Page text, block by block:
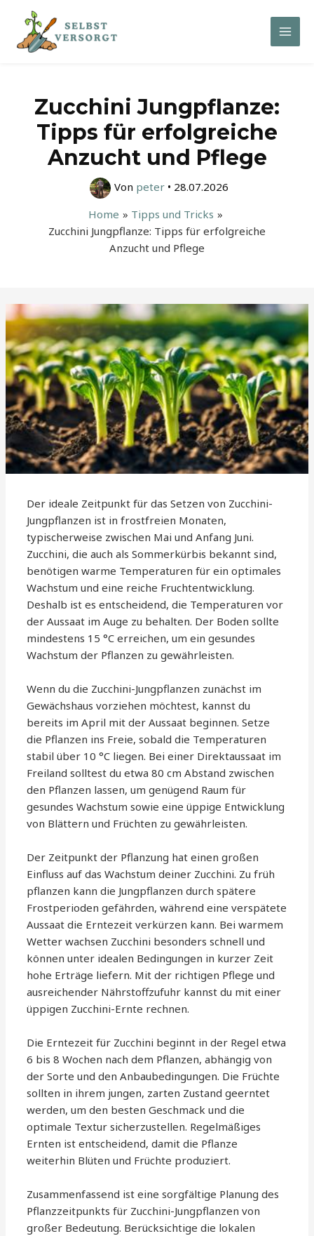
Inhalt
springen
Main
Zucchini Jungpflanze:
Tipps für erfolgreiche
Anzucht und Pflege
Von peter • 28.07.2026
Home
Tipps und Tricks
Zucchini Jungpflanze: Tipps für erfolgreiche
Anzucht und Pflege
Der ideale Zeitpunkt für das Setzen von Zucchini-
Jungpflanzen ist in frostfreien Monaten,
typischerweise zwischen Mai und Anfang Juni.
Zucchini, die auch als Sommerkürbis bekannt sind,
benötigen warme Temperaturen für ein optimales
Wachstum und eine reiche Fruchtentwicklung.
Deshalb ist es entscheidend, die Temperaturen vor
der Aussaat im Auge zu behalten. Der Boden sollte
mindestens 15 °C erreichen, um ein gesundes
Wachstum der Pflanzen zu gewährleisten.
Wenn du die Zucchini-Jungpflanzen zunächst im
Gewächshaus vorziehen möchtest, kannst du
bereits im April mit der Aussaat beginnen. Setze
die Pflanzen ins Freie, sobald die Temperaturen
stabil über 10 °C liegen. Bei einer Direktaussaat im
Freiland solltest du etwa 80 cm Abstand zwischen
den Pflanzen lassen, um genügend Raum für
gesundes Wachstum sowie eine üppige Entwicklung
von Blättern und Früchten zu gewährleisten.
Der Zeitpunkt der Pflanzung hat einen großen
Einfluss auf das Wachstum deiner Zucchini. Zu früh
pflanzen kann die Jungpflanzen durch spätere
Frostperioden gefährden, während eine verspätete
Aussaat die Erntezeit verkürzen kann. Bei warmem
Wetter wachsen Zucchini besonders schnell und
können unter idealen Bedingungen in kurzer Zeit
hohe Erträge liefern. Mit der richtigen Pflege und
ausreichender Nährstoffzufuhr kannst du mit einer
üppigen Zucchini-Ernte rechnen.
Die Erntezeit für Zucchini beginnt in der Regel etwa
6 bis 8 Wochen nach dem Pflanzen, abhängig von
der Sorte und den Anbaubedingungen. Die Früchte
sollten in ihrem jungen, zarten Zustand geerntet
werden, um den besten Geschmack und die
optimale Textur sicherzustellen. Regelmäßiges
Ernten ist entscheidend, damit die Pflanze
weiterhin Blüten und Früchte produziert.
Zusammenfassend ist eine sorgfältige Planung des
Pflanzzeitpunkts für Zucchini-Jungpflanzen von
großer Bedeutung. Berücksichtige die lokalen